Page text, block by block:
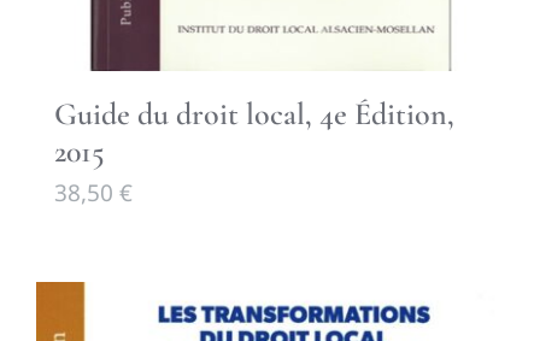
Guide du droit local, 4e Édition,
2015
38,50 €